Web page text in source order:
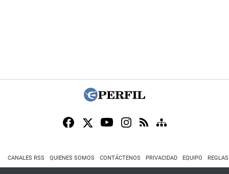
CANALES RSS QUIENES SOMOS CONTÁCTENOS PRIVACIDAD EQUIPO